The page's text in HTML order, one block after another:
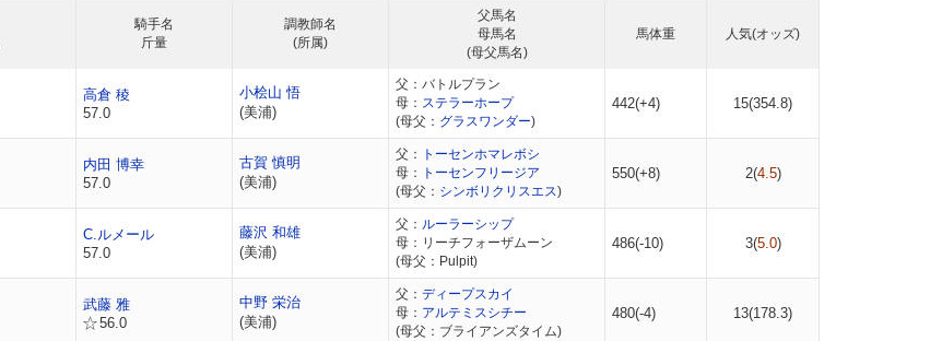
騎手名
斤量
調教師名
(所属)
父馬名
母馬名
(母父馬名)
馬体重 人気(オッズ)
高倉 稜
57.0
小桧山 悟
(美浦)
父：バトルプラン
母： ステラーホープ
(母父： グラスワンダー)
442(+4) 15(354.8)
内田 博幸
57.0
古賀 慎明
(美浦)
父：
トーセンホマレボシ
母：
トーセンフリージア
(母父： シンボリクリスエス)
550(+8) 2(4.5)
C.ルメール
57.0
藤沢 和雄
(美浦)
父： ルーラーシップ
母：リーチフォーザムーン
(母父：Pulpit)
486(-10) 3(5.0)
武藤 雅
56.0
中野 栄治
(美浦)
父： ディープスカイ
母： アルテミスシチー
(母父：ブライアンズタイム)
480(-4) 13(178.3)